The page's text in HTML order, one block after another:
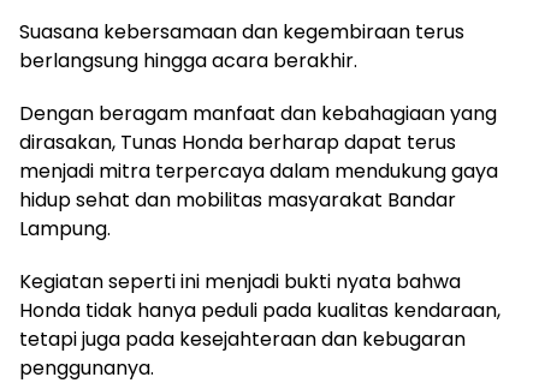
Suasana kebersamaan dan kegembiraan terus
berlangsung hingga acara berakhir.
Dengan beragam manfaat dan kebahagiaan yang
dirasakan, Tunas Honda berharap dapat terus
menjadi mitra terpercaya dalam mendukung gaya
hidup sehat dan mobilitas masyarakat Bandar
Lampung.
Kegiatan seperti ini menjadi bukti nyata bahwa
Honda tidak hanya peduli pada kualitas kendaraan,
tetapi juga pada kesejahteraan dan kebugaran
penggunanya.